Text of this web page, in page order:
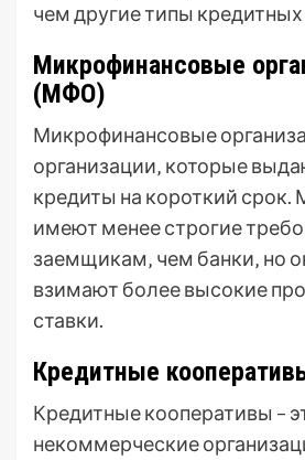
чем другие типы
Микрофинансовые
(МФО)
Микрофинансовые
организации‚ которые
кредиты на короткий
имеют менее строгие
заемщикам‚ чем банки‚ но
взимают более высокие
ставки.
Кредитные
Кредитные кооперативы –
некоммерческие